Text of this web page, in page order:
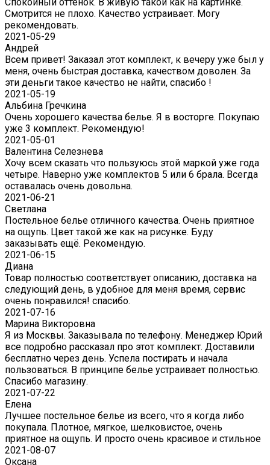
Смотрится не плохо. Качество устраивает. Могу
рекомендовать.
2021-05-29
Андрей
Всем привет! Заказал этот комплект, к вечеру уже был у
меня, очень быстрая доставка, качеством доволен. За
эти деньги такое качество не найти, спасибо !
2021-05-19
Альбина Гречкина
Очень хорошего качества белье. Я в восторге. Покупаю
уже 3 комплект. Рекомендую!
2021-05-01
Валентина Селезнева
Хочу всем сказать что пользуюсь этой маркой уже года
четыре. Наверно уже комплектов 5 или 6 брала. Всегда
оставалась очень довольна.
2021-06-21
Светлана
Постельное белье отличного качества. Очень приятное
на ощупь. Цвет такой же как на рисунке. Буду
заказывать ещё. Рекомендую.
2021-06-15
Диана
Товар полностью соответствует описанию, доставка на
следующий день, в удобное для меня время, сервис
очень понравился! спасибо.
2021-07-16
Марина Викторовна
Я из Москвы. Заказывала по телефону. Менеджер Юрий
все подробно рассказал про этот комплект. Доставили
бесплатно через день. Успела постирать и начала
пользоваться. В принципе белье устраивает полностью.
Спасибо магазину.
2021-07-22
Eлена
Лучшее постельное белье из всего, что я когда либо
покупала. Плотное, мягкое, шелковистое, очень
приятное на ощупь. И просто очень красивое и стильное
2021-08-07
Оксана